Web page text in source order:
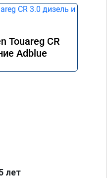
Touareg CR
Adblue
лет